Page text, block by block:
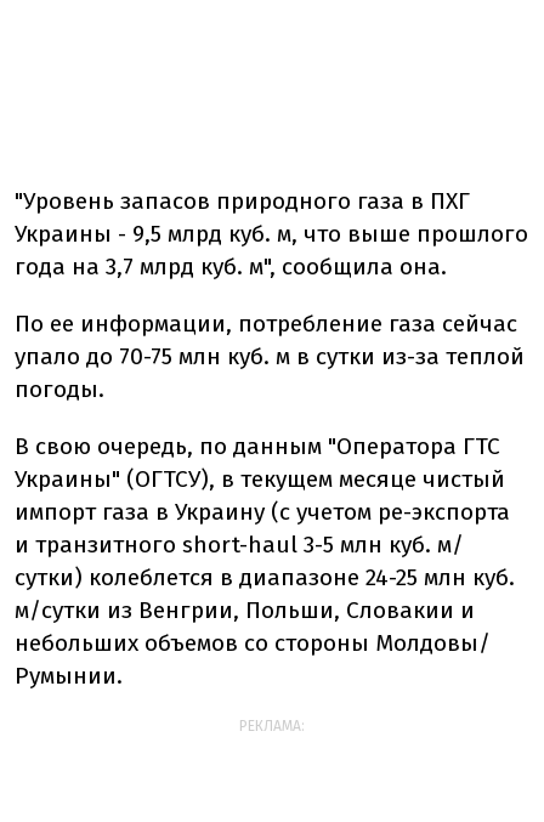
"Уровень запасов природного газа в ПХГ
Украины - 9,5 млрд куб. м, что выше прошлого
года на 3,7 млрд куб. м", сообщила она.
По ее информации, потребление газа сейчас
упало до 70-75 млн куб. м в сутки из-за теплой
погоды.
В свою очередь, по данным "Оператора ГТС
Украины" (ОГТСУ), в текущем месяце чистый
импорт газа в Украину (с учетом ре-экспорта
и транзитного short-haul 3-5 млн куб. м/
сутки) колеблется в диапазоне 24-25 млн куб.
м/сутки из Венгрии, Польши, Словакии и
небольших объемов со стороны Молдовы/
Румынии.
РЕКЛАМА: